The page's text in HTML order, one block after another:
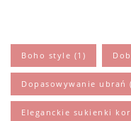
Boho style (1)
Dopasowywanie ubrań
Eleganckie sukienki